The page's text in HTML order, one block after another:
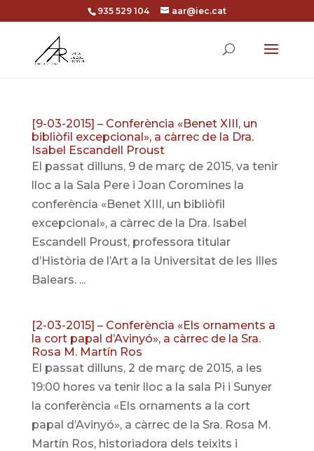
935 529 104 aar@iec.cat
[9-03-2015] – Conferència «Benet XIII, un
bibliòfil excepcional», a càrrec de la Dra.
Isabel Escandell Proust
El passat dilluns, 9 de març de 2015, va tenir
lloc a la Sala Pere i Joan Coromines la
conferència «Benet XIII, un bibliòfil
excepcional», a càrrec de la Dra. Isabel
Escandell Proust, professora titular
d’Història de l’Art a la Universitat de les Illes
Balears. ...
[2-03-2015] – Conferència «Els ornaments a
la cort papal d’Avinyó», a càrrec de la Sra.
Rosa M. Martín Ros
El passat dilluns, 2 de març de 2015, a les
19:00 hores va tenir lloc a la sala Pi i Sunyer
la conferència «Els ornaments a la cort
papal d’Avinyó», a càrrec de la Sra. Rosa M.
Martín Ros, historiadora dels teixits i